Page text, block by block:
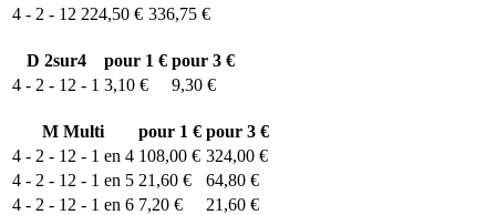
4 - 2 - 12 224,50 € 336,75 €
D 2sur4 pour 1 € pour 3 €
4 - 2 - 12 - 1 3,10 € 9,30 €
M Multi pour 1 € pour 3 €
4 - 2 - 12 - 1 en 4 108,00 € 324,00 €
4 - 2 - 12 - 1 en 5 21,60 €
64,80 €
4 - 2 - 12 - 1 en 6 7,20 €
21,60 €